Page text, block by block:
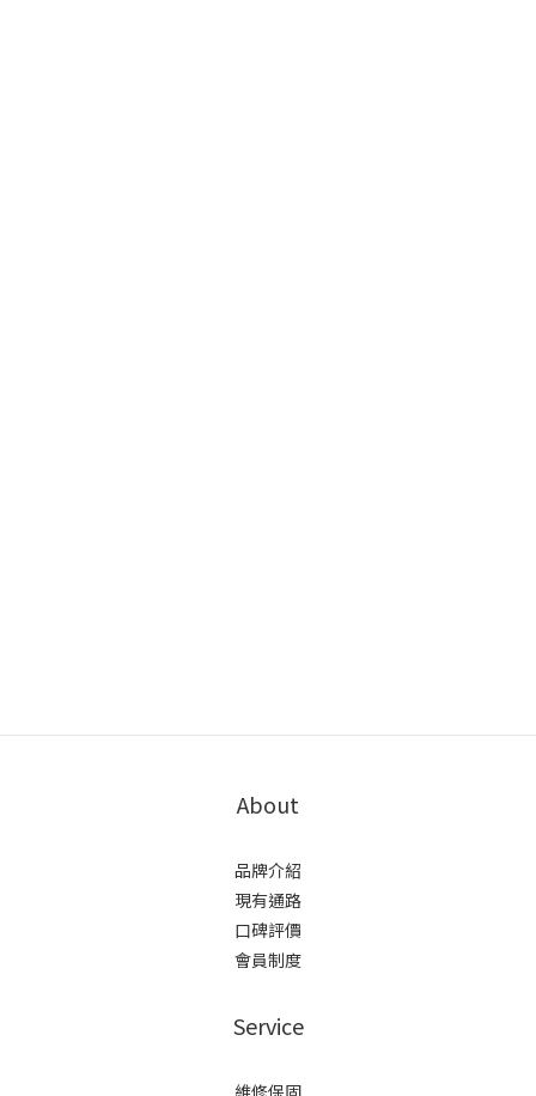
About
品牌介紹
現有通路
口碑評價
會員制度
Service